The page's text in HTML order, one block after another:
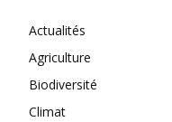
Actualités
Agriculture
Biodiversité
Climat